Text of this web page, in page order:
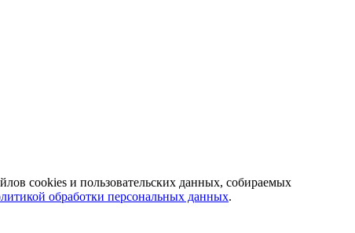
cookies и пользовательских данных, собираемых
обработки персональных данных.